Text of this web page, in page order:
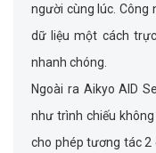
người cùng lúc. Công
dữ liệu một cách
nhanh chóng.
Ngoài ra Aikyo AID
như trình chiếu không
cho phép tương tác 2